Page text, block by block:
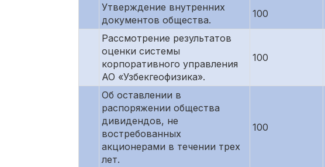
Утверждение внутренних
документов общества.
100
Рассмотрение результатов
оценки системы
корпоративного управления
АО «Узбекгеофизика».
100
Об оставлении в
распоряжении общества
дивидендов, не
востребованных
акционерами в течении трех
лет.
100